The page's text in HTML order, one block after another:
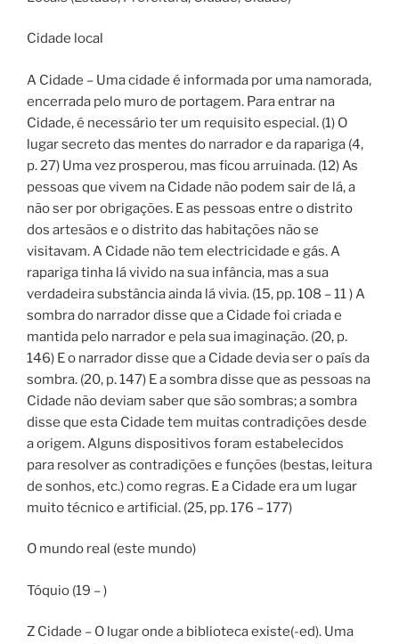
Cidade local
A Cidade – Uma cidade é informada por uma namorada,
encerrada pelo muro de portagem. Para entrar na
Cidade, é necessário ter um requisito especial. (1) O
lugar secreto das mentes do narrador e da rapariga (4,
p. 27) Uma vez prosperou, mas ficou arruinada. (12) As
pessoas que vivem na Cidade não podem sair de lá, a
não ser por obrigações. E as pessoas entre o distrito
dos artesãos e o distrito das habitações não se
visitavam. A Cidade não tem electricidade e gás. A
rapariga tinha lá vivido na sua infância, mas a sua
verdadeira substância ainda lá vivia. (15, pp. 108 – 11 ) A
sombra do narrador disse que a Cidade foi criada e
mantida pelo narrador e pela sua imaginação. (20, p.
146) E o narrador disse que a Cidade devia ser o país da
sombra. (20, p. 147) E a sombra disse que as pessoas na
Cidade não deviam saber que são sombras; a sombra
disse que esta Cidade tem muitas contradições desde
a origem. Alguns dispositivos foram estabelecidos
para resolver as contradições e funções (bestas, leitura
de sonhos, etc.) como regras. E a Cidade era um lugar
muito técnico e artificial. (25, pp. 176 – 177)
O mundo real (este mundo)
Tóquio (19 – )
Z Cidade – O lugar onde a biblioteca existe(-ed). Uma